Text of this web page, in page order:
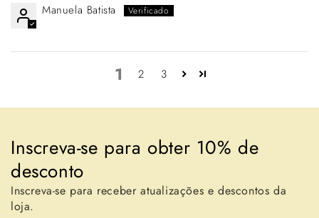
Manuela Batista
1 2 3
Inscreva-se para obter 10% de
desconto
Inscreva-se para receber atualizações e descontos da
loja.